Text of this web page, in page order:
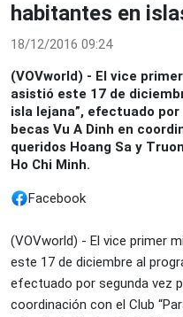
habitantes en
18/12/2016 09:24
(VOVworld) - El vice
asistió este 17 de
isla lejana”, efectuado
becas Vu A Dinh en
queridos Hoang Sa y
Ho Chi Minh.
Facebook
(VOVworld) - El vice primer
este 17 de diciembre al
efectuado por segunda vez
coordinación con el Club